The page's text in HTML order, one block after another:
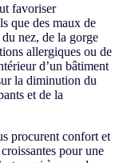
favoriser
que des maux de
nez, de la gorge
allergiques ou de
d’un bâtiment
la diminution du
et de la
procurent confort et
pour une